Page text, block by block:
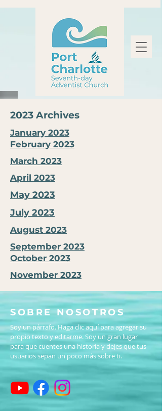
2023 Archives
January 2023
February 2023
March 2023
April 2023
May 2023
July 2023
August 2023
September 2023
October 2023
November 2023
SOBRE NOSOTROS
Soy un párrafo. Haga clic aquí para agregar su
propio texto y editarme. Soy un gran lugar
para que cuentes una historia y dejes que tus
usuarios sepan un poco más sobre ti.